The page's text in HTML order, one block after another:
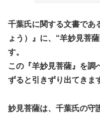
千葉氏に関する文書であ
ょう）』に、“羊妙見菩
す。
この『羊妙見菩薩』を調
ずると引きずり出てきま
妙見菩薩は、千葉氏の守